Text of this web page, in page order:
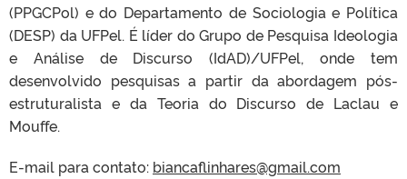
(PPGCPol) e do Departamento de Sociologia e Política
(DESP) da UFPel. É líder do Grupo de Pesquisa Ideologia
e Análise de Discurso (IdAD)/UFPel, onde tem
desenvolvido pesquisas a partir da abordagem pós-
estruturalista e da Teoria do Discurso de Laclau e
Mouffe.
E-mail para contato: biancaflinhares@gmail.com